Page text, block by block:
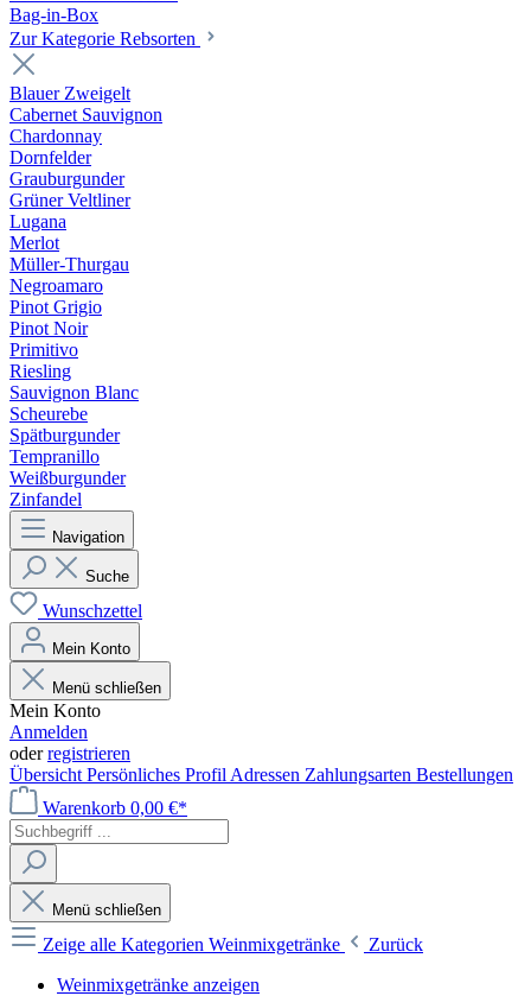
Bag-in-Box
Zur Kategorie Rebsorten
Blauer Zweigelt
Cabernet Sauvignon
Chardonnay
Dornfelder
Grauburgunder
Grüner Veltliner
Lugana
Merlot
Müller-Thurgau
Negroamaro
Pinot Grigio
Pinot Noir
Primitivo
Riesling
Sauvignon Blanc
Scheurebe
Spätburgunder
Tempranillo
Weißburgunder
Zinfandel
Navigation
Suche
Wunschzettel
Mein Konto
Menü schließen
Mein Konto
Anmelden
oderregistrieren
Übersicht Persönliches Profil Adressen Zahlungsarten Bestellungen
Warenkorb 0,00 €*
Menü schließen
Zeige alle Kategorien Weinmixgetränke
Zurück
Weinmixgetränke anzeigen